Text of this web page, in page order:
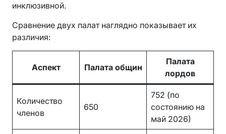
инклюзивной.
Сравнение двух палат наглядно показывает их
различия:
Аспект Палата общин
Палата
лордов
Количество
членов
650
752 (по
состоянию на
май 2026)